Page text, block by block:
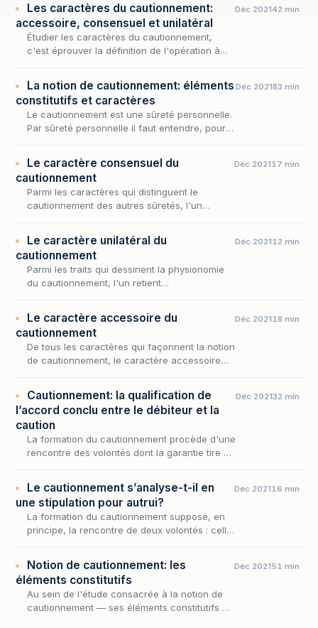
Les caractères du cautionnement:
accessoire, consensuel et unilatéral
Étudier les caractères du cautionnement,
c'est éprouver la définition de l'opération à
l'adjonction d'u…
Déc 202142 min
La notion de cautionnement: éléments
constitutifs et caractères
Le cautionnement est une sûreté personnelle.
Par sûreté personnelle il faut entendre, pour
disp…
Déc 202183 min
Le caractère consensuel du
cautionnement
Parmi les caractères qui distinguent le
cautionnement des autres sûretés, l'un
accord de v…
Déc 202117 min
Le caractère unilatéral du
cautionnement
Parmi les traits qui dessinent la physionomie
du cautionnement, l'un retient
contrepartie d…
Déc 202112 min
Le caractère accessoire du
cautionnement
De tous les caractères qui façonnent la notion
de cautionnement, le caractère accessoire
la…
Déc 202118 min
Cautionnement: la qualification de
l’accord conclu entre le débiteur et la
caution
La formation du cautionnement procède d'une
rencontre des volontés dont la garantie tire à
Déc 202132 min
Le cautionnement s’analyse-t-il en
une stipulation pour autrui?
La formation du cautionnement suppose, en
principe, la rencontre de deux volontés : celle
Déc 202116 min
Notion de cautionnement: les
éléments constitutifs
Au sein de l'étude consacrée à la notion de
cautionnement — ses éléments constitutifs et
Déc 202151 min